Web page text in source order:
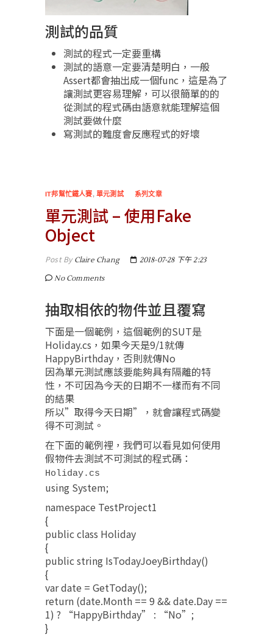
測試的品質
測試的程式一定要重構
測試的語意一定要清楚明白，一般
Assert都會抽出成一個func，這是為了
讓測試更容易理解，可以很簡單的的
從測試的程式碼由語意就能理解這個
測試要做什麼
寫測試的難度會反應程式的好壞
IT邦幫忙鐵人賽,單元測試 系列文章
單元測試 – 使用Fake
Object
Post ByClaire Chang
2018-07-28 下午 2:23
No Comments
抽取相依的物件並且覆寫
下面是一個範例，這個範例的SUT是
Holiday.cs，如果今天是9/1就傳
HappyBirthday，否則就傳No
因為單元測試應該要能夠具有隔離的特
性，不可因為今天的日期不一樣而有不同
的結果
所以”取得今天日期”，就會讓程式碼變
得不可測試。
在下面的範例裡，我們可以看見如何使用
假物件去測試不可測試的程式碼：
Holiday.cs
using System;
namespace TestProject1
{
public class Holiday
{
public string IsTodayJoeyBirthday()
{
var date = GetToday();
return (date.Month == 9 && date.Day ==
1) ? “HappyBirthday” : “No”;
}